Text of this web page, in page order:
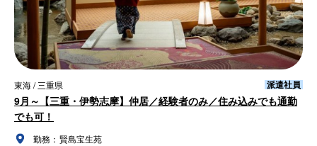
東海 / 三重県 派遣社員
9月～【三重・伊勢志摩】仲居／経験者のみ／住み込みでも通勤
でも可！
勤務： 賢島宝生苑